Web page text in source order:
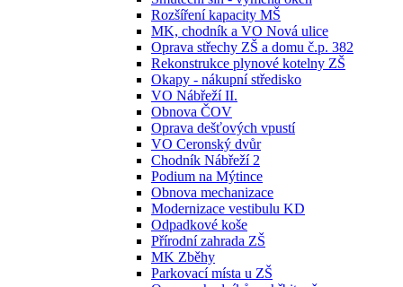
Rozšíření kapacity MŠ
MK, chodník a VO Nová ulice
Oprava střechy ZŠ a domu č.p. 382
Rekonstrukce plynové kotelny ZŠ
Okapy - nákupní středisko
VO Nábřeží II.
Obnova ČOV
Oprava dešťových vpustí
VO Ceronský dvůr
Chodník Nábřeží 2
Podium na Mýtince
Obnova mechanizace
Modernizace vestibulu KD
Odpadkové koše
Přírodní zahrada ZŠ
MK Zběhy
Parkovací místa u ZŠ